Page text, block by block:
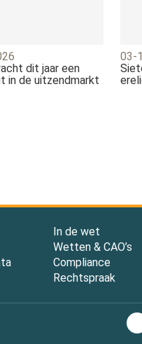
dit jaar een
in de uitzendmarkt
03-
In de wet
Wetten & CAO’s
Compliance
Rechtspraak